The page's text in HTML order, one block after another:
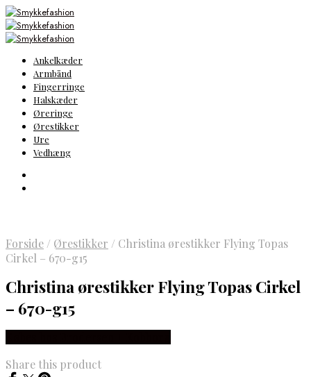
Ankelkæder
Armbånd
Fingerringe
Halskæder
Øreringe
Ørestikker
Ure
Vedhæng
Forside / Ørestikker / Christina ørestikker Flying Topas
Cirkel – 670-g15
Christina ørestikker Flying Topas Cirkel
– 670-g15
Share this product